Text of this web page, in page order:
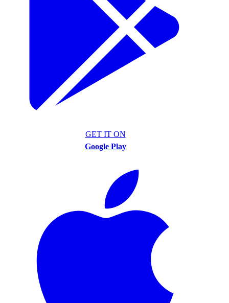
GET IT ON
Google Play